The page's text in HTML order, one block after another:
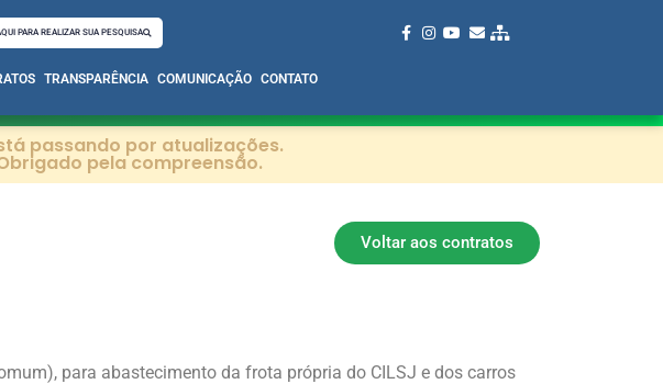
PARA REALIZAR SUA PESQUISA
TRANSPARÊNCIA COMUNICAÇÃO CONTATO
passando por atualizações.
pela compreensão.
Voltar aos contratos
para abastecimento da frota própria do CILSJ e dos carros